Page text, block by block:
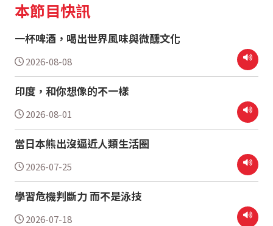
本節目快訊
一杯啤酒，喝出世界風味與微醺文化
2026-08-08
印度，和你想像的不一樣
2026-08-01
當日本熊出沒逼近人類生活圈
2026-07-25
學習危機判斷力 而不是泳技
2026-07-18